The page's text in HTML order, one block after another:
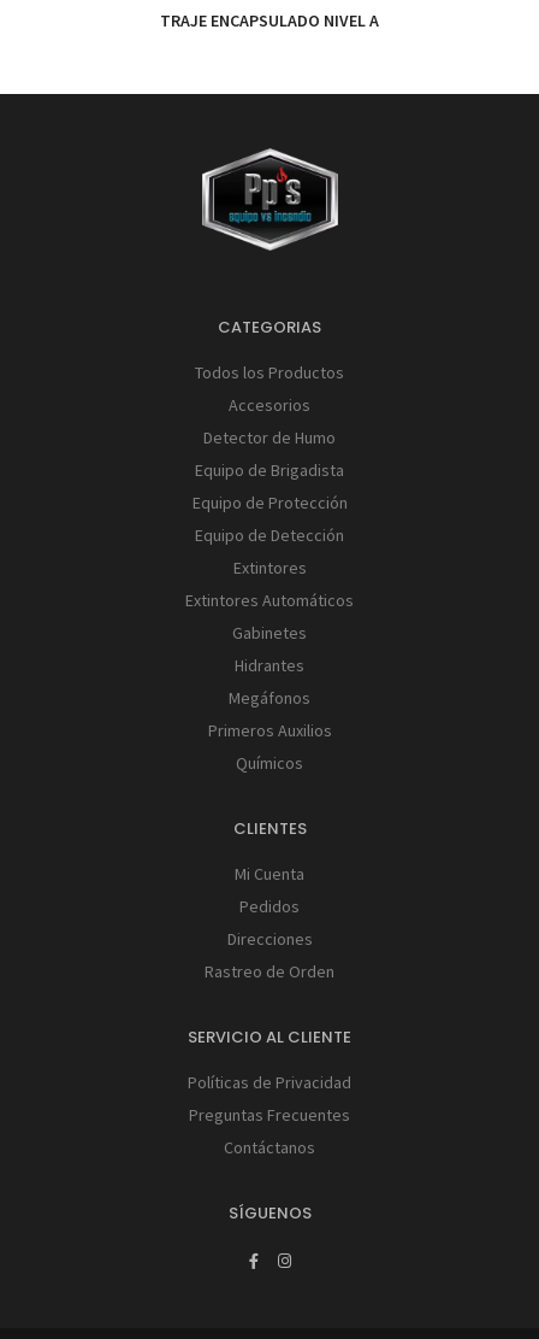
TRAJE ENCAPSULADO NIVEL A
CATEGORIAS
Todos los Productos
Accesorios
Detector de Humo
Equipo de Brigadista
Equipo de Protección
Equipo de Detección
Extintores
Extintores Automáticos
Gabinetes
Hidrantes
Megáfonos
Primeros Auxilios
Químicos
CLIENTES
Mi Cuenta
Pedidos
Direcciones
Rastreo de Orden
SERVICIO AL CLIENTE
Políticas de Privacidad
Preguntas Frecuentes
Contáctanos
SÍGUENOS